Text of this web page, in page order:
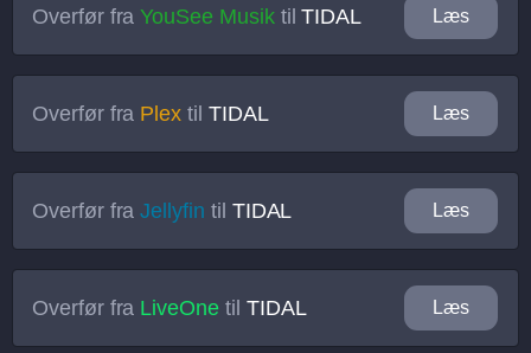
Overfør fraYouSee MusiktilTIDAL Læs
Overfør fra Plex til TIDAL Læs
Overfør fraJellyfin til TIDAL Læs
Overfør fra LiveOnetil TIDAL Læs